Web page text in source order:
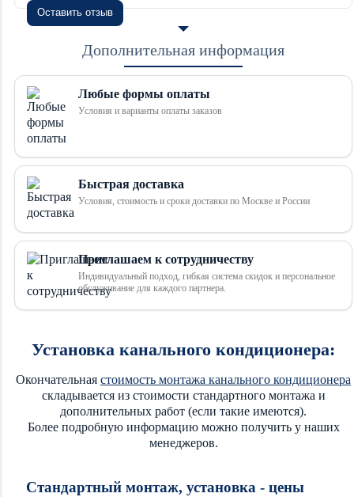
Оставить отзыв
Дополнительная информация
Любые формы оплаты
Условия и варианты оплаты заказов
Быстрая доставка
Условия, стоимость и сроки доставки по Москве и России
Приглашаем к сотрудничеству
Индивидуальный подход, гибкая система скидок и персональное
обслуживание для каждого партнера.
Установка канального кондиционера:
Окончательная стоимость монтажа канального кондиционера
складывается из стоимости стандартного монтажа и
дополнительных работ (если такие имеются).
Более подробную информацию можно получить у наших
менеджеров.
Стандартный монтаж, установка - цены